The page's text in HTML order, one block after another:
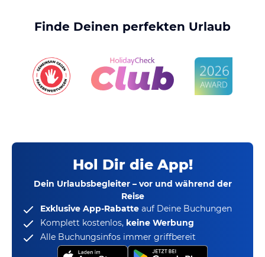
Finde Deinen perfekten Urlaub
Hol Dir die App!
Dein Urlaubsbegleiter – vor und während der
Reise
Exklusive App-Rabatte auf Deine Buchungen
Komplett kostenlos, keine Werbung
Alle Buchungsinfos immer griffbereit